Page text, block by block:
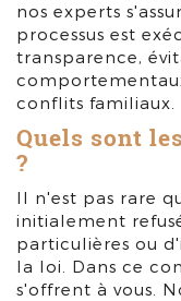
nos experts
processus est
transparence,
conflits familiaux.
Quels sont
?
Il n'est pas rare
initialement
particulières ou
la loi. Dans ce
s'offrent à vous.